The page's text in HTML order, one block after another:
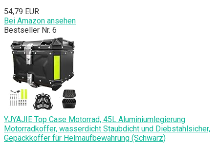
54,79 EUR
Bei Amazon ansehen
Bestseller Nr. 6
YJYAJIE Top Case Motorrad, 45L Aluminiumlegierung
Motorradkoffer, wasserdicht Staubdicht und Diebstahlsicher,
Gepäckkoffer für Helmaufbewahrung (Schwarz)